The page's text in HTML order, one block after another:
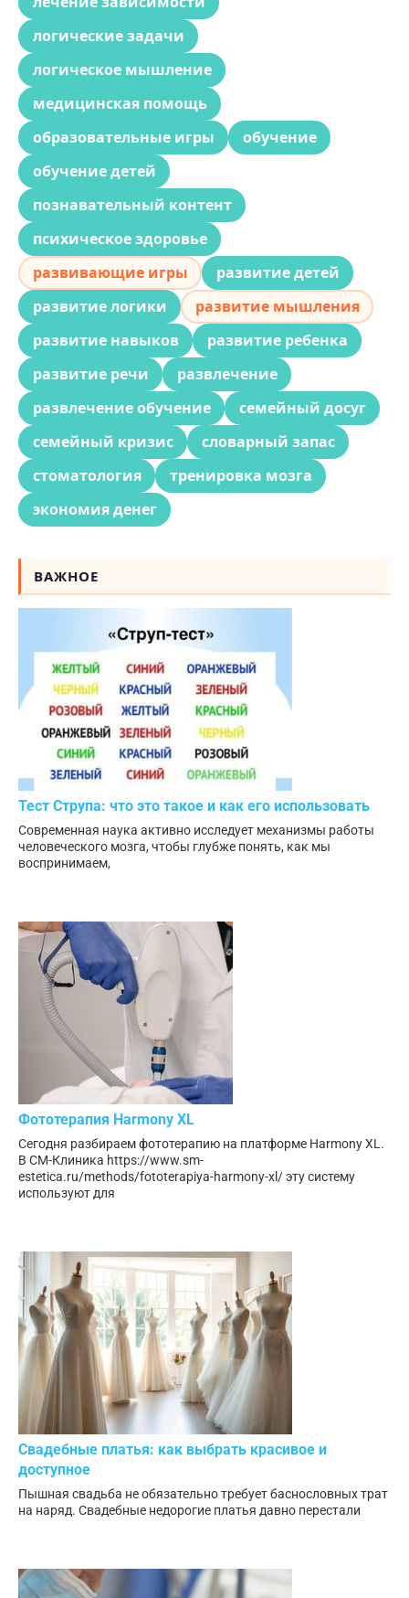
логические задачи
логическое мышление
медицинская помощь
образовательные игры
обучение
обучение детей
познавательный контент
психическое здоровье
развивающие игры
развитие детей
развитие логики
развитие мышления
развитие навыков
развитие ребенка
развитие речи
развлечение
развлечение обучение
семейный досуг
семейный кризис
словарный запас
стоматология
тренировка мозга
экономия денег
ВАЖНОЕ
Тест Струпа: что это такое и как его использовать
Современная наука активно исследует механизмы работы
человеческого мозга, чтобы глубже понять, как мы
воспринимаем,
Фототерапия Harmony XL
Сегодня разбираем фототерапию на платформе Harmony XL.
В СМ-Клиника https://www.sm-
estetica.ru/methods/fototerapiya-harmony-xl/ эту систему
используют для
Свадебные платья: как выбрать красивое и
доступное
Пышная свадьба не обязательно требует баснословных трат
на наряд. Свадебные недорогие платья давно перестали